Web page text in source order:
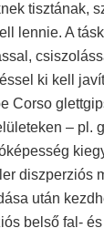
tisztának,
lennie. A
ki kell
Corso
– pl.
diszperziós
után
belső fal-